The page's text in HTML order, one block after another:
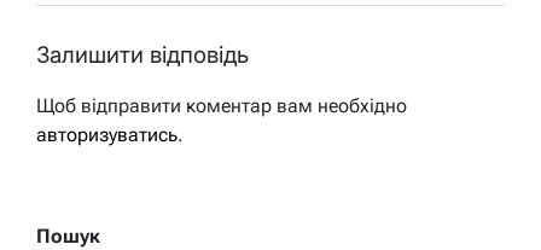
Залишити відповідь
Щоб відправити коментар вам необхідно
авторизуватись.
Пошук